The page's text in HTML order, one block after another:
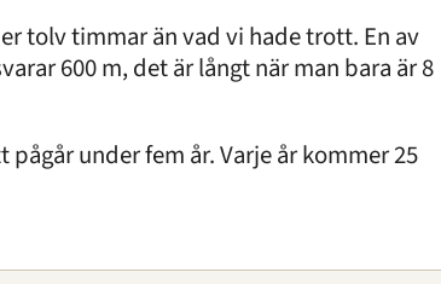
tolv timmar än vad vi hade trott. En av
600 m, det är långt när man bara är 8
pågår under fem år. Varje år kommer 25